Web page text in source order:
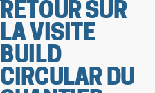
RETOUR SUR
LA VISITE
BUILD
CIRCULAR DU